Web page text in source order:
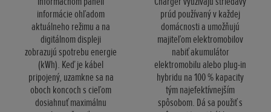
informácie ohľadom
aktuálneho režimu a na
digitálnom displeji
zobrazujú spotrebu energie
(kWh). Keď je kábel
pripojený, uzamkne sa na
oboch koncoch s cieľom
dosiahnuť maximálnu
prúd používaný v každej
domácnosti a umožňujú
majiteľom elektromobilov
nabiť akumulátor
elektromobilu alebo plug-in
hybridu na 100 % kapacity
tým najefektívnejším
spôsobom. Dá sa použiť s